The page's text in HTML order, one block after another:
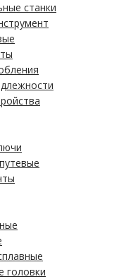
станки
головки